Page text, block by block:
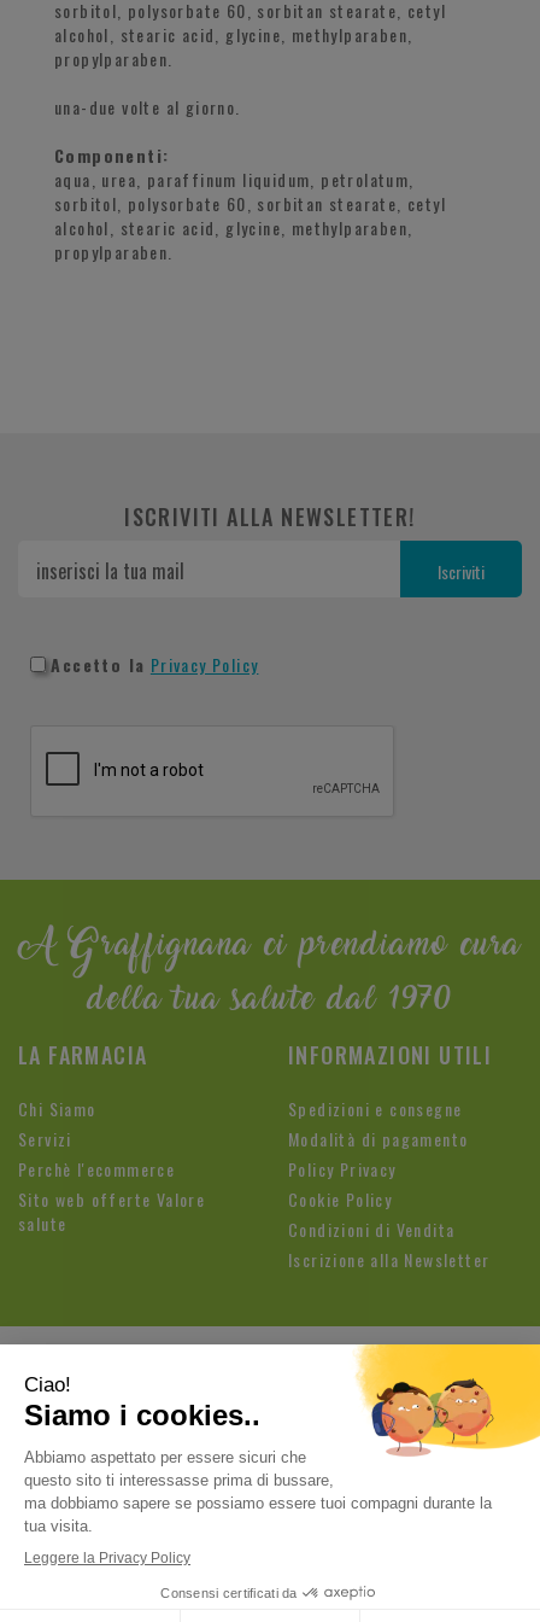
sorbitol, polysorbate 60, sorbitan stearate, cetyl
alcohol, stearic acid, glycine, methylparaben,
propylparaben.
una-due volte al giorno.
Componenti:
aqua, urea, paraffinum liquidum, petrolatum,
sorbitol, polysorbate 60, sorbitan stearate, cetyl
alcohol, stearic acid, glycine, methylparaben,
propylparaben.
ISCRIVITI ALLA NEWSLETTER!
Accetto la Privacy Policy
A Graffignana ci prendiamo cura
della tua salute dal 1970
LA FARMACIA
Chi Siamo
Servizi
Perchè l'ecommerce
Sito web offerte Valore
salute
INFORMAZIONI UTILI
Spedizioni e consegne
Modalità di pagamento
Policy Privacy
Cookie Policy
Condizioni di Vendita
Iscrizione alla Newsletter
Farmacia Fioroni di Brandolese Paolo
Cavallotti, 3 26813 Graffignana (LO) | Tel.: